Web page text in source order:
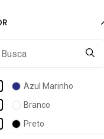
Asics
Azul Marinho
Branco
Preto